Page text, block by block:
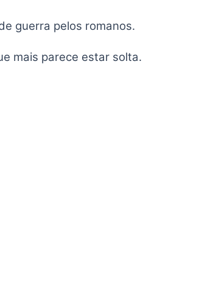
guerra pelos romanos.
mais parece estar solta.